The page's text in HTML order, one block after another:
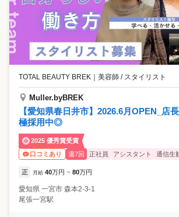
TOTAL BEAUTY BREK 美容師 / スタイリスト
Muller.byBREK
【愛知県春日井市】2026.6月OPEN_店
極採用中◎
2025 優秀賞受賞
口コミあり
週7回 正社員 アシスタント 通信生
正 月給 40万円 ~ 80万円
愛知県 一宮市 森本2-3-1
尾張一宮駅